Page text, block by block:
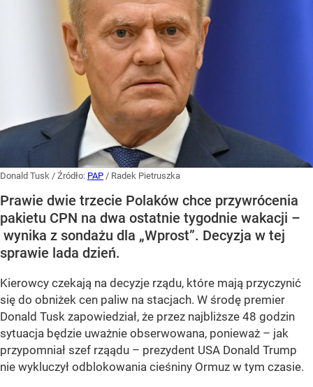
Donald Tusk / Źródło: PAP / Radek Pietruszka
Prawie dwie trzecie Polaków chce przywrócenia
pakietu CPN na dwa ostatnie tygodnie wakacji –
wynika z sondażu dla „Wprost”. Decyzja w tej
sprawie lada dzień.
Kierowcy czekają na decyzje rządu, które mają przyczynić
się do obniżek cen paliw na stacjach. W środę premier
Donald Tusk zapowiedział, że przez najbliższe 48 godzin
sytuacja będzie uważnie obserwowana, ponieważ – jak
przypomniał szef rząądu – prezydent USA Donald Trump
nie wykluczył odblokowania cieśniny Ormuz w tym czasie.